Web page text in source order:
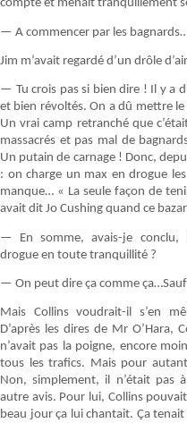
compte et menait tranquillement
— A commencer par les
Jim m’avait regardé d’un drôle
— Tu crois pas si bien dire ! Il y a
et bien révoltés. On a dû mettre
Un vrai camp retranché que
massacrés et pas mal de
Un putain de carnage ! Donc,
: on charge un max en drogue
manque… « La seule façon de
avait dit Jo Cushing quand ce
— En somme, avais-je conclu,
drogue en toute tranquillité ?
— On peut dire ça comme
Mais Collins voudrait-il s’en
D’après les dires de Mr O’Hara,
n’avait pas la poigne, encore
tous les trafics. Mais pour
Non, simplement, il n’était pas
autre avis. Pour lui, Collins
beau jour ça lui chantait. Ça